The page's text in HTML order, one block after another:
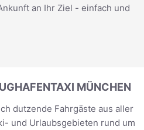
an Ihr Ziel - einfach und
MÜNCHEN
dutzende Fahrgäste aus aller
und Urlaubsgebieten rund um